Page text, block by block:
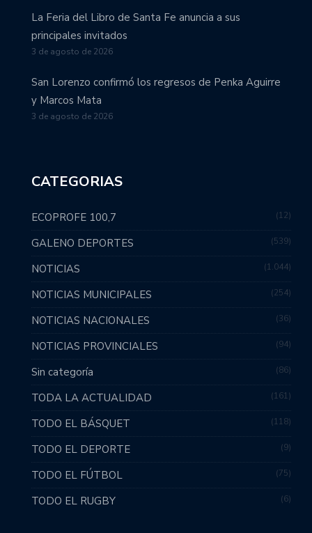
La Feria del Libro de Santa Fe anuncia a sus
principales invitados
3 de agosto de 2026
San Lorenzo confirmó los regresos de Penka Aguirre
y Marcos Mata
3 de agosto de 2026
CATEGORIAS
ECOPROFE 100,7 12
GALENO DEPORTES 539
NOTICIAS 1.044
NOTICIAS MUNICIPALES 254
NOTICIAS NACIONALES 36
NOTICIAS PROVINCIALES 94
Sin categoría 86
TODA LA ACTUALIDAD 161
TODO EL BÁSQUET 118
TODO EL DEPORTE 9
TODO EL FÚTBOL 75
TODO EL RUGBY 6